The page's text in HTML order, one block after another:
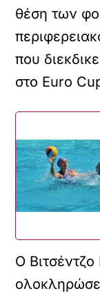
θέση των
που
στο Euro
O